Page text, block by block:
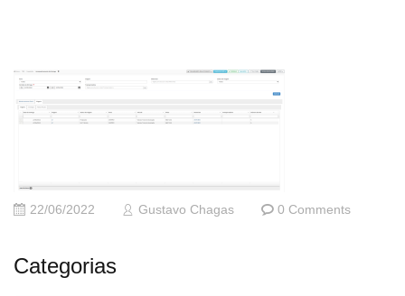
22/06/2022 Gustavo Chagas 0 Comments
Categorias